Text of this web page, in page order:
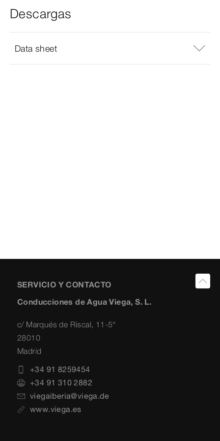
Descargas
Data sheet
SERVICIO Y CONTACTO
Conducciones de Agua Viega, S. L.
c/ Marqués de Riscal, 11-5°
28010
Madrid
+34 91 8259454
+34 91 310 2882
viegaiberia@viega.de
www.viega.es